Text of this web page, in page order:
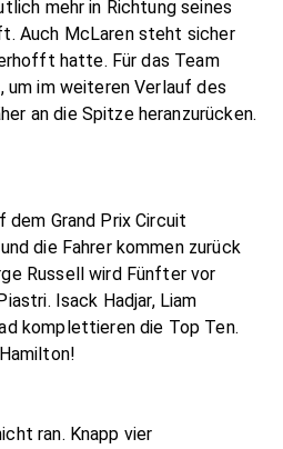
mehr in Richtung seines
Auch McLaren steht sicher
hatte. Für das Team
im weiteren Verlauf des
an die Spitze heranzurücken.
dem Grand Prix Circuit
die Fahrer kommen zurück
Russell wird Fünfter vor
Isack Hadjar, Liam
komplettieren die Top Ten.
ran. Knapp vier